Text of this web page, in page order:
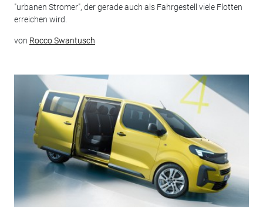
"urbanen Stromer", der gerade auch als Fahrgestell viele Flotten
erreichen wird.
von Rocco Swantusch